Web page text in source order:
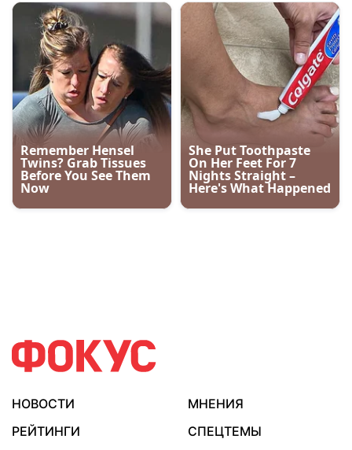
НОВОСТИ
МНЕНИЯ
РЕЙТИНГИ
СПЕЦТЕМЫ